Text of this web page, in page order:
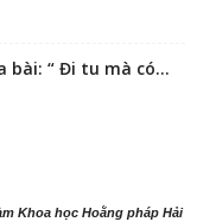
bài: “ Đi tu mà có...
Khoa học Hoằng pháp Hải